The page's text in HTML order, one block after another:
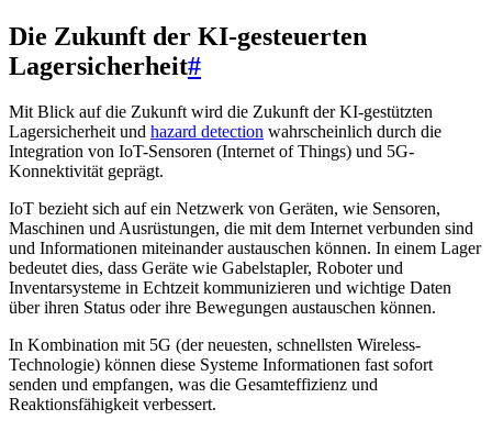
Die Zukunft der KI-gesteuerten
Lagersicherheit#
Mit Blick auf die Zukunft wird die Zukunft der KI-gestützten
Lagersicherheit und hazard detection wahrscheinlich durch die
Integration von IoT-Sensoren (Internet of Things) und 5G-
Konnektivität geprägt.
IoT bezieht sich auf ein Netzwerk von Geräten, wie Sensoren,
Maschinen und Ausrüstungen, die mit dem Internet verbunden sind
und Informationen miteinander austauschen können. In einem Lager
bedeutet dies, dass Geräte wie Gabelstapler, Roboter und
Inventarsysteme in Echtzeit kommunizieren und wichtige Daten
über ihren Status oder ihre Bewegungen austauschen können.
In Kombination mit 5G (der neuesten, schnellsten Wireless-
Technologie) können diese Systeme Informationen fast sofort
senden und empfangen, was die Gesamteffizienz und
Reaktionsfähigkeit verbessert.